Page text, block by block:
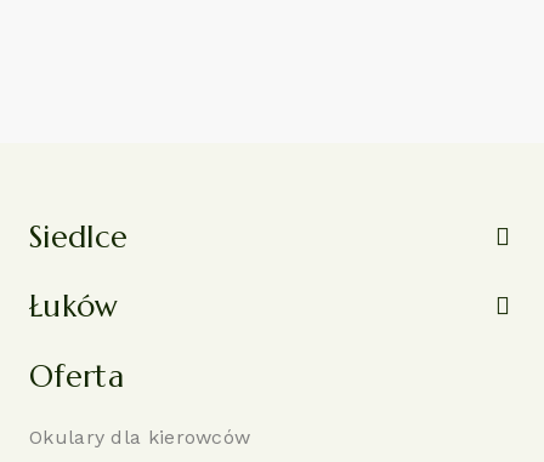
Siedlce
Łuków
Oferta
Okulary dla kierowców